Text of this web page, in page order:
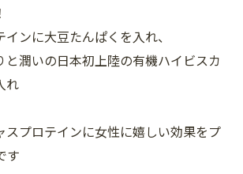
ンに大豆たんぱくを入れ、
と潤いの日本初上陸の有機ハイビスカ
れ
スプロテインに女性に嬉しい効果をプ
す